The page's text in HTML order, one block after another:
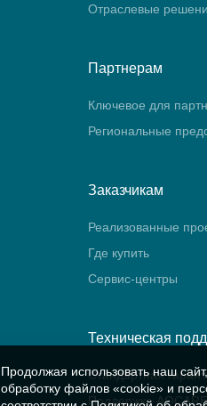
Отраслевые
Партнерам
Ключевое для
Региональные
Заказчикам
Реализованные
Где купить
Сервис-центры
Техническая
Стандартная
Поддержка AQCARE
Продолжая использовать наш
обработку файлов «cookie» и